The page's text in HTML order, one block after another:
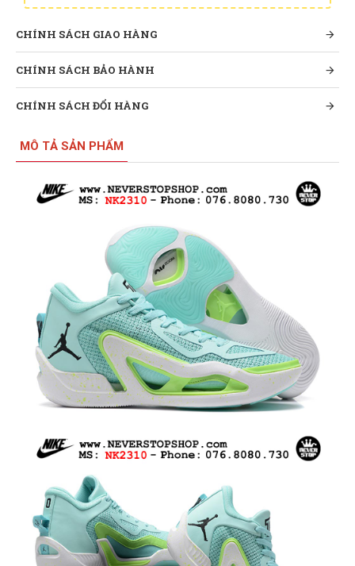
CHÍNH SÁCH GIAO HÀNG
CHÍNH SÁCH BẢO HÀNH
CHÍNH SÁCH ĐỔI HÀNG
MÔ TẢ SẢN PHẨM